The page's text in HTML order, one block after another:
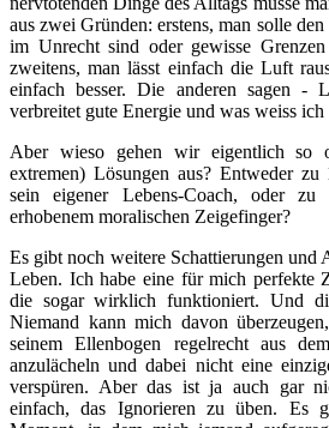
aus zwei Gründen: erstens, man solle
im Unrecht sind oder gewisse
zweitens, man lässt einfach die Luft
einfach besser. Die anderen sagen -
verbreitet gute Energie und was weiss ich
Aber wieso gehen wir eigentlich
extremen) Lösungen aus? Entweder
sein eigener Lebens-Coach, oder
erhobenem moralischen Zeigefinger?
Es gibt noch weitere Schattierungen und
Leben. Ich habe eine für mich perfekte
die sogar wirklich funktioniert. Und
Niemand kann mich davon
seinem Ellenbogen regelrecht aus
anzulächeln und dabei nicht eine
verspüren. Aber das ist ja auch gar
einfach, das Ignorieren zu üben. Es